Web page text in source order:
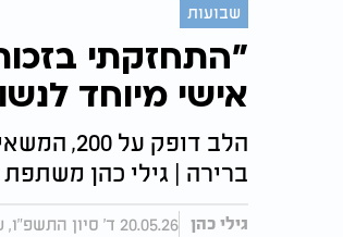
שבועות
"התחזקתי
אישי מיוחד
הלב
ברירה | גילי כהן
גילי כהן 20.05.26 ד' סיון התשפ"ו, עודכן 10:24 21.05.26